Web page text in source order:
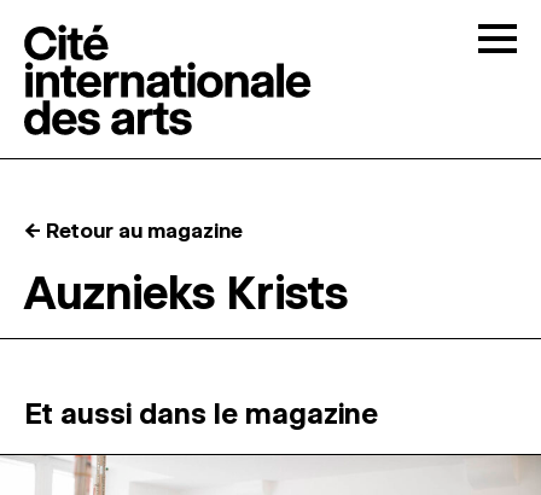
RÉSIDENCES ↓
ATELIERS OUVERTS
PROGRAMMATION
← Retour au magazine
Auznieks Krists
Et aussi dans le magazine